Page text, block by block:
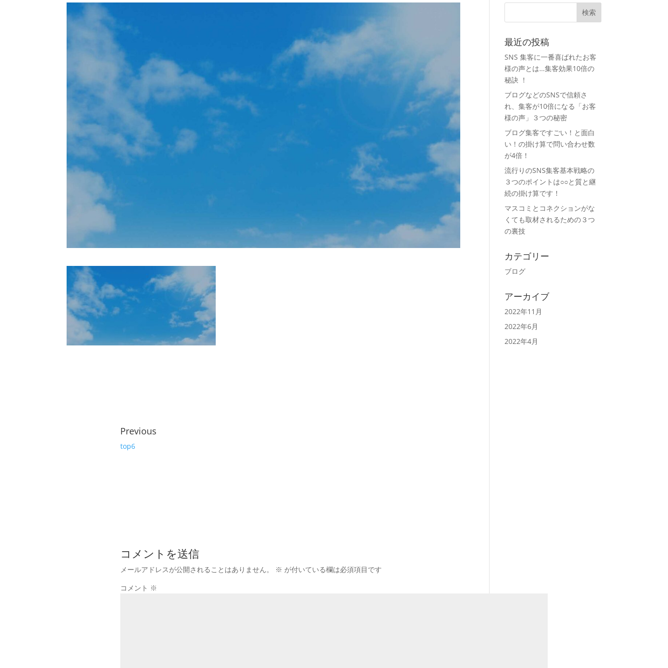
最近の投稿
SNS 集客に一番喜ばれたお客
様の声とは…集客効果10倍の
秘訣 ！
ブログなどのSNSで信頼さ
れ、集客が10倍になる「お客
様の声」３つの秘密
ブログ集客ですごい！と面白
い！の掛け算で問い合わせ数
が4倍！
流行りのSNS集客基本戦略の
３つのポイントは○○と質と継
続の掛け算です！
マスコミとコネクションがな
くても取材されるための３つ
の裏技
カテゴリー
ブログ
アーカイブ
2022年11月
2022年6月
2022年4月
Previous
top6
コメントを送信
メールアドレスが公開されることはありません。 ※ が付いている欄は必須項目です
コメント ※